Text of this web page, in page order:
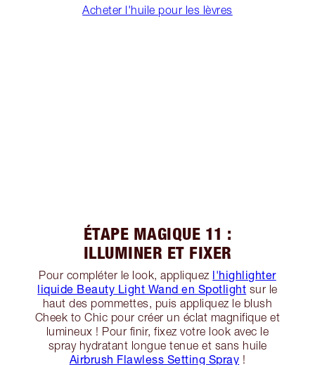
Acheter l'huile pour les lèvres
ÉTAPE MAGIQUE 11 :
ILLUMINER ET FIXER
Pour compléter le look, appliquez l'highlighter
liquide Beauty Light Wand en Spotlight sur le
haut des pommettes, puis appliquez le blush
Cheek to Chic pour créer un éclat magnifique et
lumineux ! Pour finir, fixez votre look avec le
spray hydratant longue tenue et sans huile
Airbrush Flawless Setting Spray !